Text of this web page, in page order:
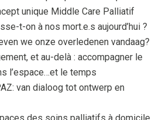
unique Middle Care Palliatif
t-on à nos mort.e.s aujourd’hui ?
we onze overledenen vandaag?
et au-delà : accompagner le
l’espace…et le temps
van dialoog tot ontwerp en